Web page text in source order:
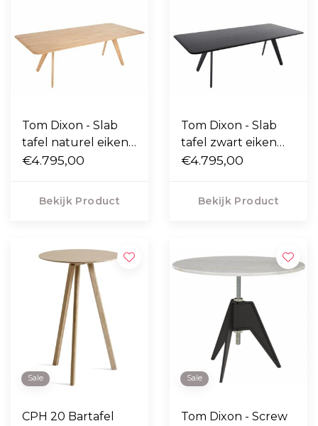
Tom Dixon - Slab
tafel naturel eiken
L240 cm
€4.795,00
Bekijk Product
Tom Dixon - Slab
tafel zwart eiken
L240 cm
€4.795,00
Bekijk Product
Sale
CPH 20 Bartafel
Sale
Tom Dixon - Screw